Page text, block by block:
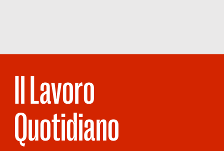
Il Lavoro
Quotidiano